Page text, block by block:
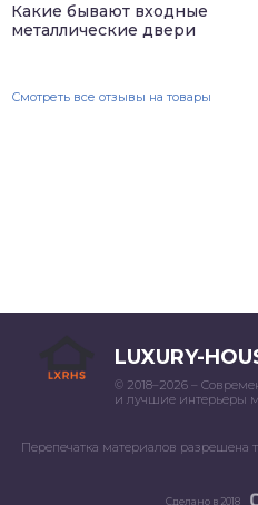
Какие бывают входные
металлические двери
Смотреть все отзывы на товары
LUXURY-
© 2018–2026 –
и лучшие интерьеры
Перепечатка материалов разрешена
Сделано в 2018